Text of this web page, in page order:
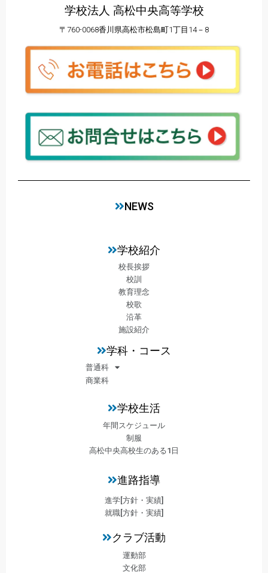
学校法人 高松中央高等学校
〒760-0068香川県高松市松島町1丁目14－8
NEWS
学校紹介
校長挨拶
校訓
教育理念
校歌
沿革
施設紹介
学科・コース
普通科
商業科
学校生活
年間スケジュール
制服
高松中央高校生のある1日
進路指導
進学[方針・実績]
就職[方針・実績]
クラブ活動
運動部
文化部